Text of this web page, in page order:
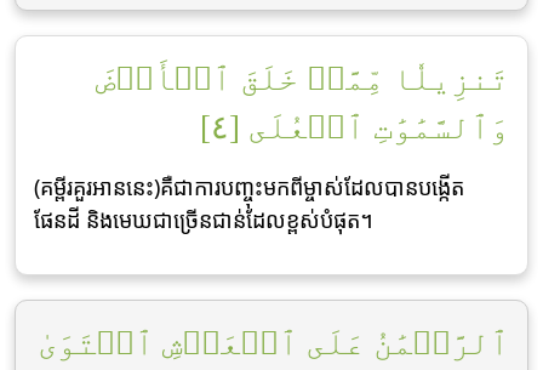
تَنزِيلٗا مِّمَّنۡ خَلَقَ ٱلۡأَرۡضَ
وَٱلسَّمَٰوَٰتِ ٱلۡعُلَى [٤]
(គម្ពីរគួរអាននេះ)គឺជាការបញ្ចុះមកពីម្ចាស់ដែលបានបង្កើត
ផែនដី និងមេឃជាច្រើនជាន់ដែលខ្ពស់បំផុត។
ٱلرَّحۡمَٰنُ عَلَى ٱلۡعَرۡشِ ٱسۡتَوَىٰ